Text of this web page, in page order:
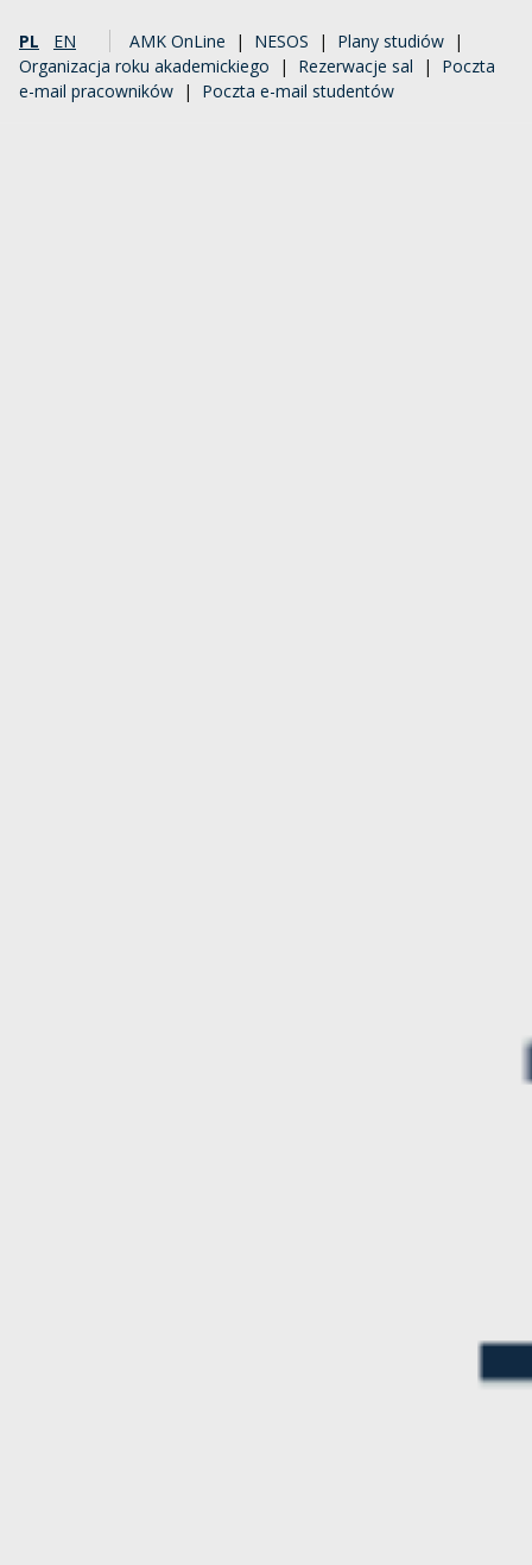
PL EN AMK OnLine | NESOS | Plany studiów |
Organizacja roku akademickiego | Rezerwacje sal | Poczta
e-mail pracowników | Poczta e-mail studentów